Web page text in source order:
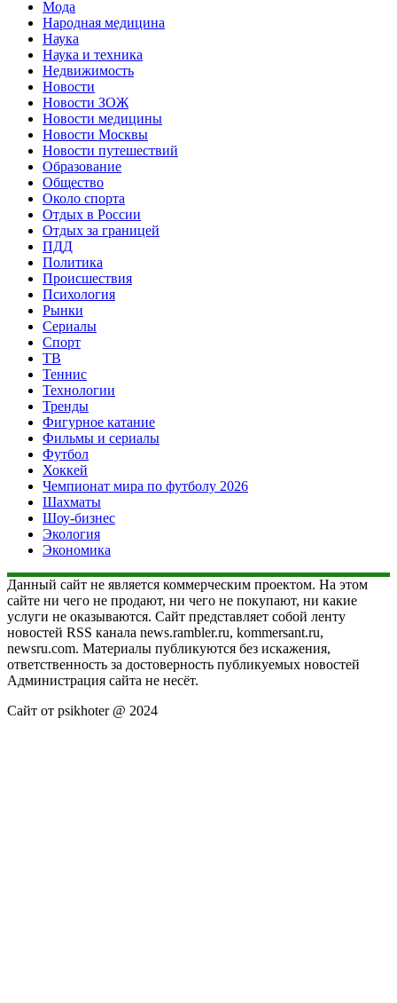
Мода
Народная медицина
Наука
Наука и техника
Недвижимость
Новости
Новости ЗОЖ
Новости медицины
Новости Москвы
Новости путешествий
Образование
Общество
Около спорта
Отдых в России
Отдых за границей
ПДД
Политика
Происшествия
Психология
Рынки
Сериалы
Спорт
ТВ
Теннис
Технологии
Тренды
Фигурное катание
Фильмы и сериалы
Футбол
Хоккей
Чемпионат мира по футболу 2026
Шахматы
Шоу-бизнес
Экология
Экономика
Данный сайт не является коммерческим проектом. На этом
сайте ни чего не продают, ни чего не покупают, ни какие
услуги не оказываются. Сайт представляет собой ленту
новостей RSS канала news.rambler.ru, kommersant.ru,
newsru.com. Материалы публикуются без искажения,
ответственность за достоверность публикуемых новостей
Администрация сайта не несёт.
Сайт от psikhoter @ 2024